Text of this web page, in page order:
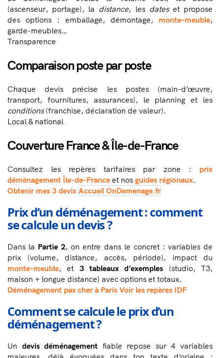
(ascenseur, portage), la distance, les dateset propose
des options : emballage, démontage, monte-meuble,
garde-meubles…
Transparence
Comparaison poste par poste
Chaque devis précise les postes (main-d’œuvre,
transport, fournitures, assurances), le planning et les
conditions(franchise, déclaration de valeur).
Local & national
Couverture France & Île-de-France
Consultez les repères tarifaires par zone : prix
déménagement Île-de-France et nos guides régionaux.
Obtenir mes 3 devis Accueil OnDemenage.fr
Prix d’un déménagement : comment
se calcule un devis ?
Dans la Partie 2, on entre dans le concret : variables de
prix (volume, distance, accès, période), impact du
monte-meuble, et 3 tableaux d’exemples (studio, T3,
maison + longue distance) avec options et totaux.
Déménagement pas cher à Paris Voir les repères IDF
Comment se calcule le prix d’un
déménagement ?
Un devis déménagement fiable repose sur 4 variables